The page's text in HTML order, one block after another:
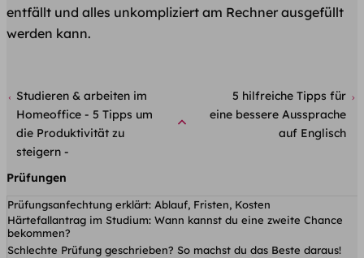
entfällt und alles unkompliziert am Rechner ausgefüllt
werden kann.
Studieren & arbeiten im
Homeoffice - 5 Tipps um
die Produktivität zu
steigern -
5 hilfreiche Tipps für
eine bessere Aussprache
auf Englisch
Prüfungen
Prüfungsanfechtung erklärt: Ablauf, Fristen, Kosten
Härtefallantrag im Studium: Wann kannst du eine zweite Chance
bekommen?
Schlechte Prüfung geschrieben? So machst du das Beste daraus!